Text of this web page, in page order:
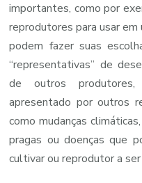
importantes, como por
reprodutores para usar
podem fazer suas
“representativas” de
de outros
apresentado por outros
como mudanças
pragas ou doenças que
cultivar ou reprodutor a ser